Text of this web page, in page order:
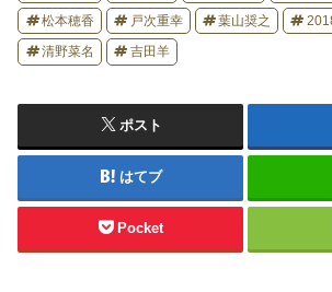
松本穂香 戸次重幸 葉山奨之
清野菜名 吉田羊
ポスト
はてブ
Pocket